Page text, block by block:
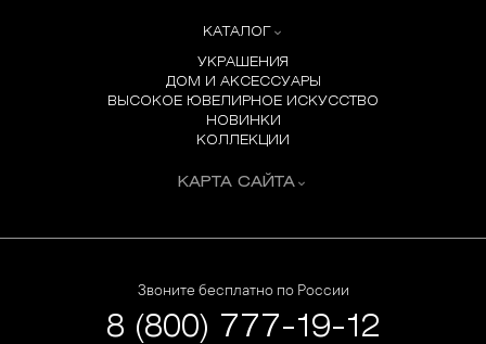
КАТАЛОГ
УКРАШЕНИЯ
ДОМ И АКСЕССУАРЫ
ВЫСОКОЕ ЮВЕЛИРНОЕ ИСКУССТВО
НОВИНКИ
КОЛЛЕКЦИИ
КАРТА САЙТА
Звоните бесплатно по России
8 (800) 777-19-12